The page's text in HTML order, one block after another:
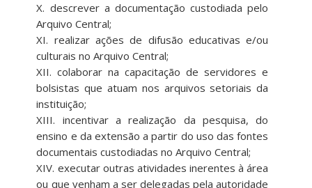
X. descrever a documentação custodiada pelo
Arquivo Central;
XI. realizar ações de difusão educativas e/ou
culturais no Arquivo Central;
XII. colaborar na capacitação de servidores e
bolsistas que atuam nos arquivos setoriais da
instituição;
XIII. incentivar a realização da pesquisa, do
ensino e da extensão a partir do uso das fontes
documentais custodiadas no Arquivo Central;
XIV. executar outras atividades inerentes à área
ou que venham a ser delegadas pela autoridade